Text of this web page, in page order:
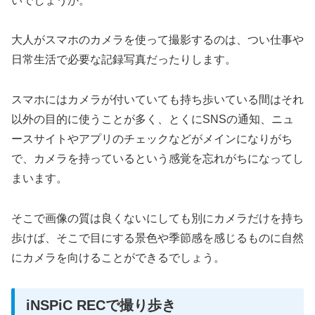
大人がスマホのカメラを使って撮影するのは、つい仕事や
日常生活で必要な記録写真だったりします。
スマホにはカメラが付いていても持ち歩いている間はそれ
以外の目的に使うことが多く、とくにSNSの通知、ニュ
ースサイトやアプリのチェックなどがメインになりがち
で、カメラを持っているという感覚を忘れがちになってし
まいます。
そこで画像の質は良くないにしても別にカメラだけを持ち
歩けば、そこで目にする景色や季節感を感じるものに自然
にカメラを向けることができるでしょう。
iNSPiC RECで撮り歩き